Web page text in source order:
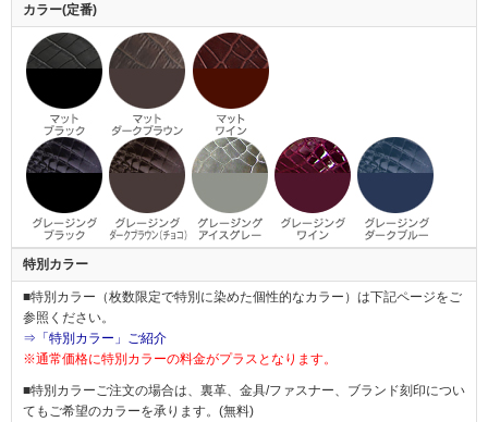
カラー(定番)
特別カラー
■特別カラー（枚数限定で特別に染めた個性的なカラー）は下記ページをご
参照ください。
⇒「特別カラー」ご紹介
※通常価格に特別カラーの料金がプラスとなります。
■特別カラーご注文の場合は、裏革、金具/ファスナー、ブランド刻印につい
てもご希望のカラーを承ります。(無料)